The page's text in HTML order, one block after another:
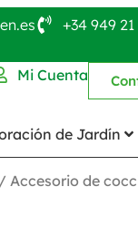
+34 949 21
Mi Cuenta
de Jardín
/ Accesorio de